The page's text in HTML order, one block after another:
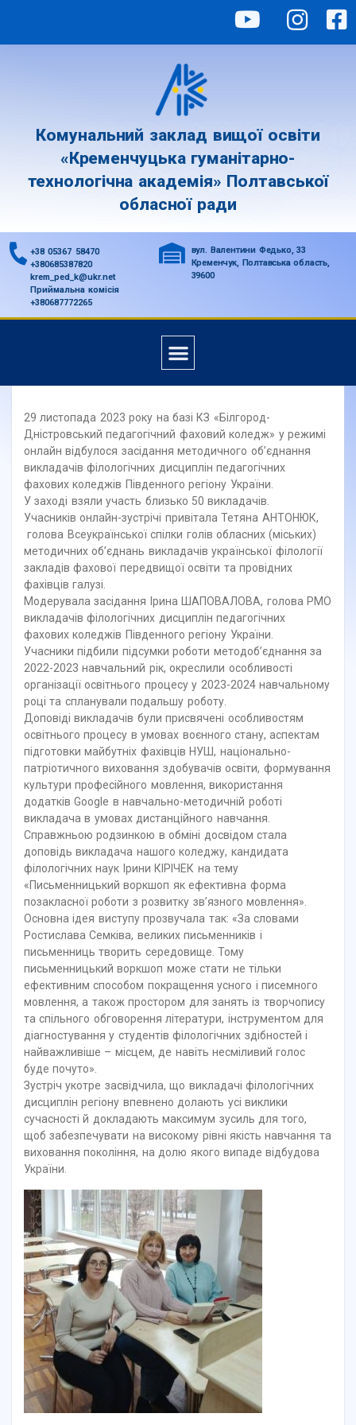
Комунальний заклад вищої освіти
«Кременчуцька гуманітарно-
технологічна академія» Полтавської
обласної ради
+38 05367 58470
+380685387820
krem_ped_k@ukr.net
Приймальна комісія
+380687772265
вул. Валентини Федько, 33
Кременчук, Полтавська область,
39600
29 листопада 2023 року на базі КЗ «Білгород-
Дністровський педагогічний фаховий коледж» у режимі
онлайн відбулося засідання методичного об’єднання
викладачів філологічних дисциплін педагогічних
фахових коледжів Південного регіону України.
У заході взяли участь близько 50 викладачів.
Учасників онлайн-зустрічі привітала Тетяна АНТОНЮК,
голова Всеукраїнської спілки голів обласних (міських)
методичних об’єднань викладачів української філології
закладів фахової передвищої освіти та провідних
фахівців галузі.
Модерувала засідання Ірина ШАПОВАЛОВА, голова РМО
викладачів філологічних дисциплін педагогічних
фахових коледжів Південного регіону України.
Учасники підбили підсумки роботи методоб’єднання за
2022-2023 навчальний рік, окреслили особливості
організації освітнього процесу у 2023-2024 навчальному
році та спланували подальшу роботу.
Доповіді викладачів були присвячені особливостям
освітнього процесу в умовах воєнного стану, аспектам
підготовки майбутніх фахівців НУШ, національно-
патріотичного виховання здобувачів освіти, формування
культури професійного мовлення, використання
додатків Google в навчально-методичній роботі
викладача в умовах дистанційного навчання.
Справжньою родзинкою в обміні досвідом стала
доповідь викладача нашого коледжу, кандидата
філологічних наук Ірини КІРІЧЕК на тему
«Письменницький воркшоп як ефективна форма
позакласної роботи з розвитку зв’язного мовлення».
Основна ідея виступу прозвучала так: «За словами
Ростислава Семківа, великих письменників і
письменниць творить середовище. Тому
письменницький воркшоп може стати не тільки
ефективним способом покращення усного і писемного
мовлення, а також простором для занять із творчопису
та спільного обговорення літератури, інструментом для
діагностування у студентів філологічних здібностей і
найважливіше – місцем, де навіть несміливий голос
буде почуто».
Зустріч укотре засвідчила, що викладачі філологічних
дисциплін регіону впевнено долають усі виклики
сучасності й докладають максимум зусиль для того,
щоб забезпечувати на високому рівні якість навчання та
виховання покоління, на долю якого випаде відбудова
України.